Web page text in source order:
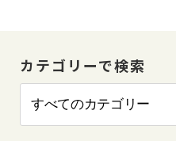
カテゴリーで検索